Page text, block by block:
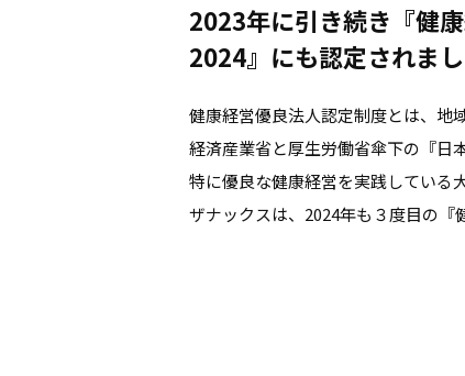
2023年に引き続き『健
2024』にも認定されま
健康経営優良法人認定制度とは、地
経済産業省と厚生労働省傘下の『日
特に優良な健康経営を実践している
ザナックスは、2024年も３度目の『